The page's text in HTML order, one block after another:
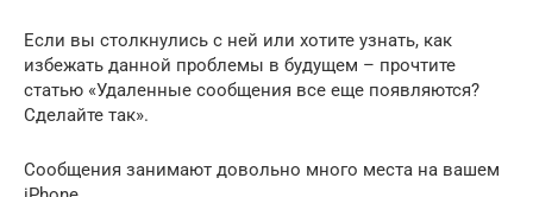
Если вы столкнулись с ней или хотите узнать, как
избежать данной проблемы в будущем – прочтите
статью «Удаленные сообщения все еще появляются?
Сделайте так».
Сообщения занимают довольно много места на вашем